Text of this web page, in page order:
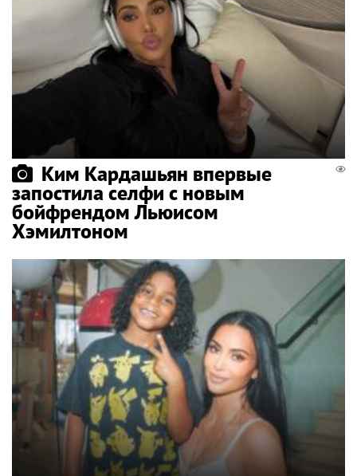
Ким Кардашьян впервые
запостила селфи с новым
бойфрендом Льюисом
Хэмилтоном